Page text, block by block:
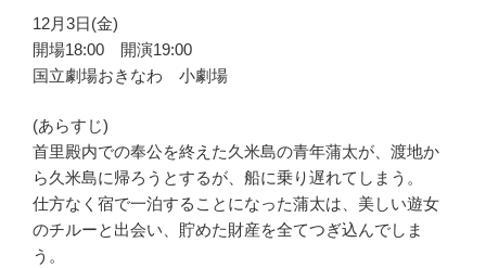
12月3日(金)
開場18:00 開演19:00
国立劇場おきなわ 小劇場
(あらすじ)
首里殿内での奉公を終えた久米島の青年蒲太が、渡地か
ら久米島に帰ろうとするが、船に乗り遅れてしまう。
仕方なく宿で一泊することになった蒲太は、美しい遊女
のチルーと出会い、貯めた財産を全てつぎ込んでしま
う。